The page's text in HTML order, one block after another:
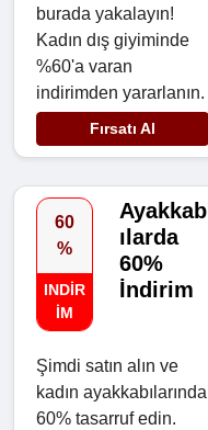
burada yakalayın!
Kadın dış giyiminde
%60'a varan
indirimden yararlanın.
Fırsatı Al
60
%
INDIR
IM
Ayakkab
ılarda
60%
İndirim
Şimdi satın alın ve
kadın ayakkabılarında
60% tasarruf edin.